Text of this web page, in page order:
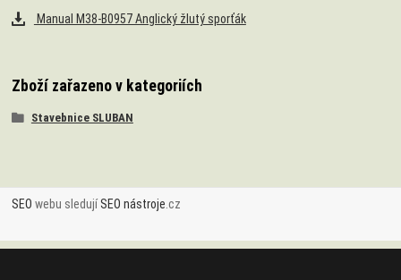
Manual M38-B0957 Anglický žlutý sporťák
Zboží zařazeno v kategoriích
Stavebnice SLUBAN
SEO webu sledujíSEO nástroje.cz